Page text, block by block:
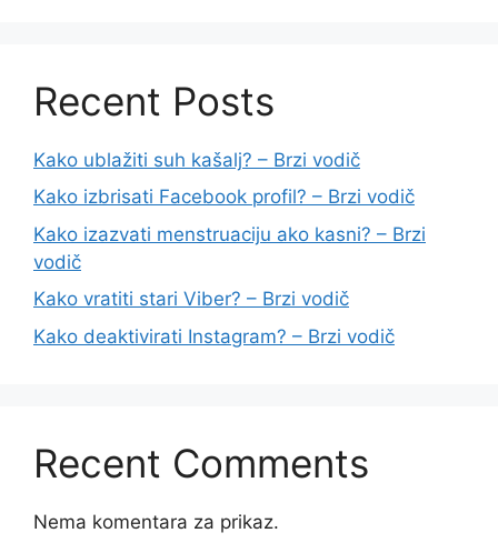
Recent Posts
Kako ublažiti suh kašalj? – Brzi vodič
Kako izbrisati Facebook profil? – Brzi vodič
Kako izazvati menstruaciju ako kasni? – Brzi
vodič
Kako vratiti stari Viber? – Brzi vodič
Kako deaktivirati Instagram? – Brzi vodič
Recent Comments
Nema komentara za prikaz.